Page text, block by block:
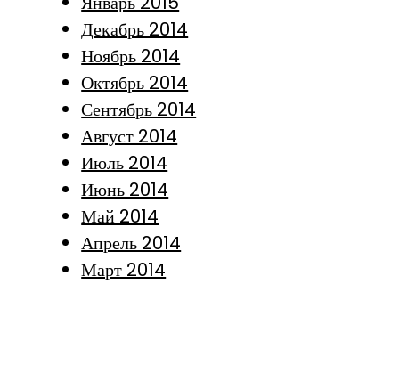
Декабрь 2014
Ноябрь 2014
Октябрь 2014
Сентябрь 2014
Август 2014
Июль 2014
Июнь 2014
Май 2014
Апрель 2014
Март 2014